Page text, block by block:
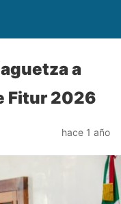
a
Fitur 2026
hace 1 año